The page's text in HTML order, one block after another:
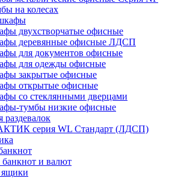
на колесах
двухстворчатые офисные
деревянные офисные ЛДСП
для документов офисные
для одежды офисные
закрытые офисные
открытые офисные
со стеклянными дверцами
тумбы низкие офисные
серия WL Стандарт (ЛДСП)
банкнот и валют